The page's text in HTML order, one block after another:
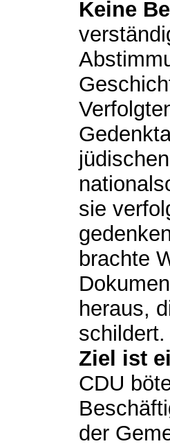
Keine
sie
brachte
heraus,
schildert.
Ziel ist
CDU
der